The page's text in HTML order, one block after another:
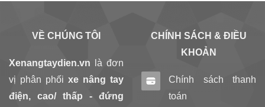
VỀ CHÚNG TÔI
Xenangtaydien.vn là đơn
vị phân phối xe nâng tay
điện, cao/ thấp - đứng
CHÍNH SÁCH & ĐIỀU
KHOẢN
Chính sách thanh
toán